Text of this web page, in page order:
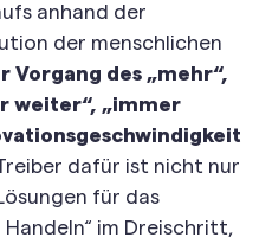
anhand der
der menschlichen
Vorgang des „mehr“,
weiter“, „immer
dafür ist nicht nur
für das
Handeln“ im Dreischritt,